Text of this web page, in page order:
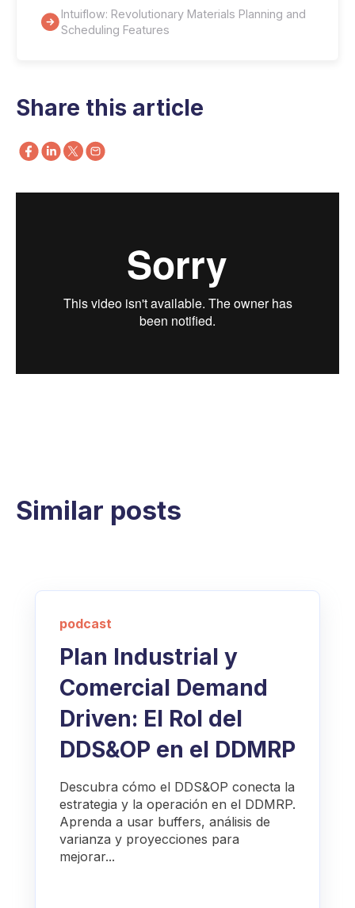
Intuiflow: Revolutionary Materials Planning and
Scheduling Features
Share this article
Similar posts
podcast
Plan Industrial y
Comercial Demand
Driven: El Rol del
DDS&OP en el DDMRP
Descubra cómo el DDS&OP conecta la
estrategia y la operación en el DDMRP.
Aprenda a usar buffers, análisis de
varianza y proyecciones para
mejorar...